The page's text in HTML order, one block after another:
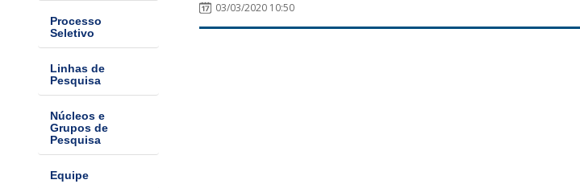
Processo
Seletivo
Linhas de
Pesquisa
Núcleos e
Grupos de
Pesquisa
Equipe
03/03/2020 10:50